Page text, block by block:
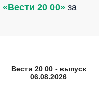
«Вести 20 00» за
Вести 20 00 - выпуск
06.08.2026